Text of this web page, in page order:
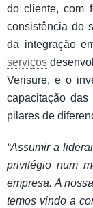
do cliente, com
consistência do
da integração
serviços
Verisure, e o
capacitação
pilares de
“Assumir a
privilégio num
empresa. A
temos vindo a